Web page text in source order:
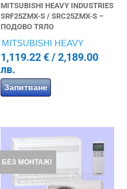
MITSUBISHI HEAVY INDUSTRIES
SRF25ZMX-S / SRC25ZMX-S –
ПОДОВО ТЯЛО
MITSUBISHI HEAVY
1,119.22€/ 2,189.00
лв.
Запитване
БЕЗ МОНТАЖ!